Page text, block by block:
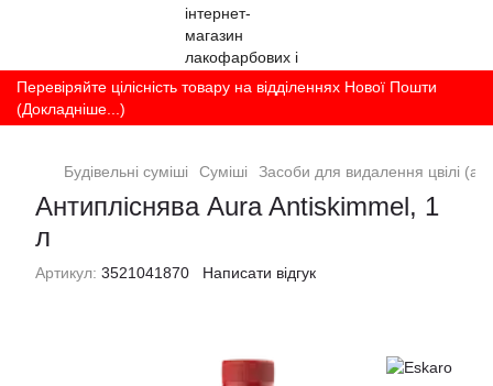
Перевіряйте цілісність товару на відділеннях Нової Пошти
(Докладніше...)
Будівельні суміші Суміші Засоби для видалення цвілі
Антипліснява Aura Antiskimmel, 1
л
Артикул: 3521041870 Написати відгук